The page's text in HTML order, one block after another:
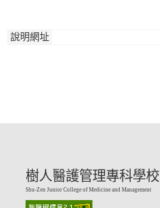
說明網址
樹人醫護管理專科學校
Shu-Zen Junior College of Medicine and Management